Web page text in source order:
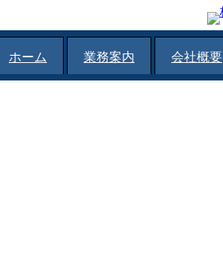
ホーム 業務案内 会社概要